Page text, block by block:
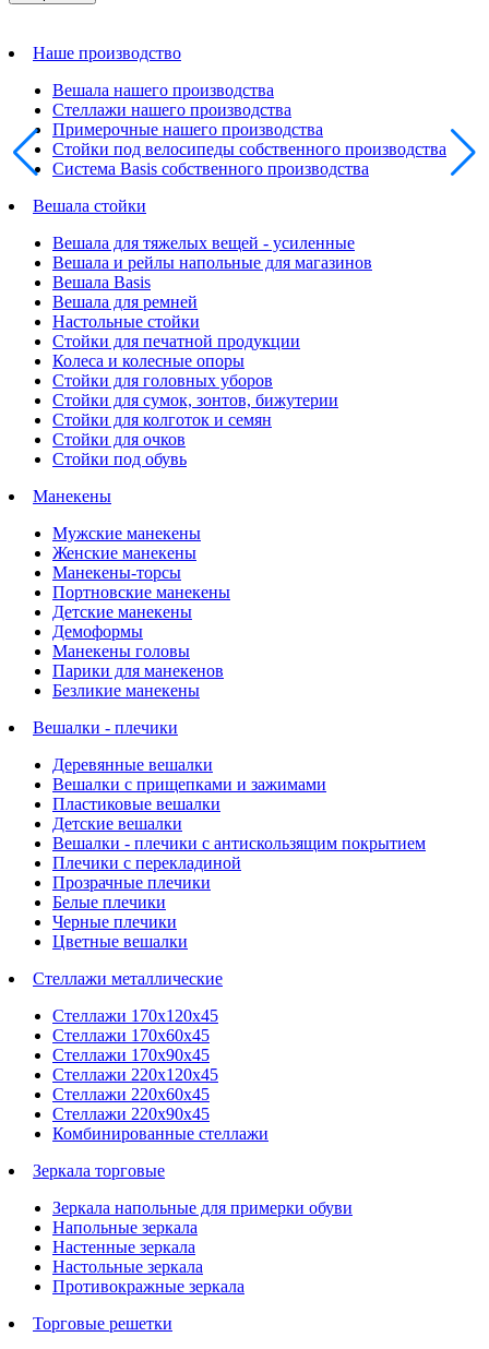
Наше производство
Вешала нашего производства
Стеллажи нашего производства
Примерочные нашего производства
Стойки под велосипеды собственного производства
Система Basis собственного производства
Вешала стойки
Вешала для тяжелых вещей - усиленные
Вешала и рейлы напольные для магазинов
Вешала Basis
Вешала для ремней
Настольные стойки
Стойки для печатной продукции
Колеса и колесные опоры
Стойки для головных уборов
Стойки для сумок, зонтов, бижутерии
Стойки для колготок и семян
Стойки для очков
Стойки под обувь
Манекены
Мужские манекены
Женские манекены
Манекены-торсы
Портновские манекены
Детские манекены
Демоформы
Манекены головы
Парики для манекенов
Безликие манекены
Вешалки - плечики
Деревянные вешалки
Вешалки с прищепками и зажимами
Пластиковые вешалки
Детские вешалки
Вешалки - плечики с антискользящим покрытием
Плечики с перекладиной
Прозрачные плечики
Белые плечики
Черные плечики
Цветные вешалки
Стеллажи металлические
Стеллажи 170х120х45
Стеллажи 170х60х45
Стеллажи 170х90х45
Стеллажи 220х120х45
Стеллажи 220х60х45
Стеллажи 220х90х45
Комбинированные стеллажи
Зеркала торговые
Зеркала напольные для примерки обуви
Напольные зеркала
Настенные зеркала
Настольные зеркала
Противокражные зеркала
Торговые решетки